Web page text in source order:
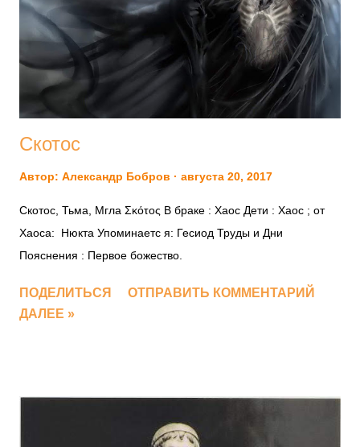
которые пойдут на посев, чтобы они не родили; тогда
наступили бесплодие и недостаток хлеба, и весь город стал
вымирать, частью от голода, частью от болезни. Афамант
послал стражника в Дельфы вопросить об этом, а Ино
подучила тог...
Скотос
Автор: Александр Бобров августа 20, 2017
Скотос, Тьма, Мгла Σκότος В браке : Хаос Дети : Хаос ; от
Хаоса: Нюкта Упоминаетс я: Гесиод Труды и Дни
Пояснения : Первое божество.
ПОДЕЛИТЬСЯ
ОТПРАВИТЬ КОММЕНТАРИЙ
ДАЛЕЕ »